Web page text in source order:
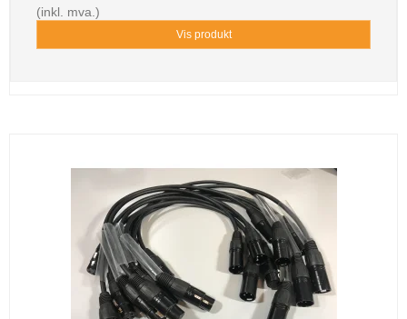
(inkl. mva.)
Vis produkt